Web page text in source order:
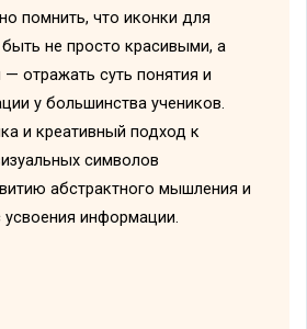
помнить, что иконки для
не просто красивыми, а
отражать суть понятия и
у большинства учеников.
и креативный подход к
символов
абстрактного мышления и
информации.